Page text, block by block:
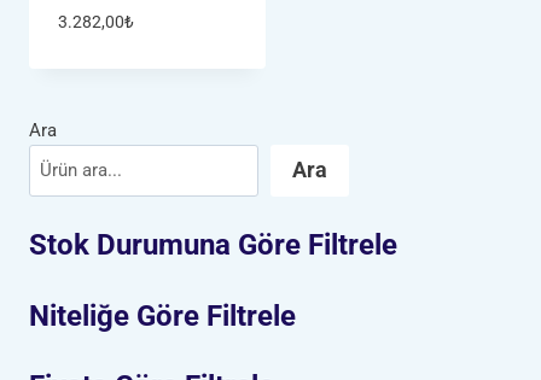
3.282,00₺
Ara
Ara
Stok Durumuna Göre Filtrele
Niteliğe Göre Filtrele